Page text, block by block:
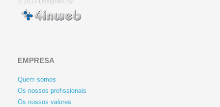
EMPRESA
Quem somos
Os nossos profissionais
Os nossos valores